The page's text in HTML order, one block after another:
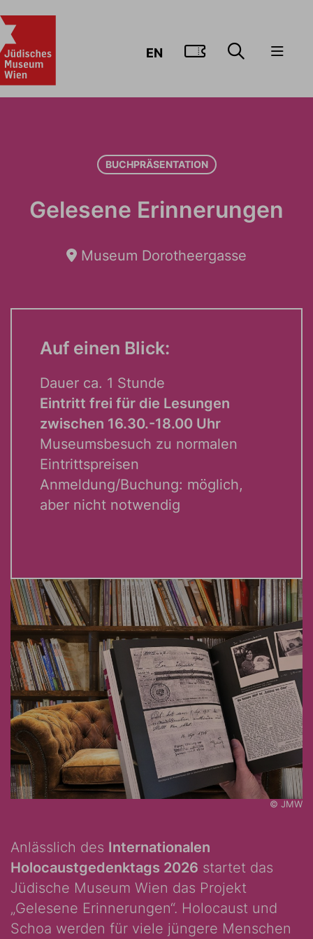
EN ZUM
BUCHPRÄSENTATION
Gelesene Erinnerungen
Museum Dorotheergasse
Auf einen Blick:
Dauer ca. 1 Stunde
Eintritt frei für die Lesungen
zwischen 16.30.-18.00 Uhr
Museumsbesuch zu normalen
Eintrittspreisen
Anmeldung/Buchung: möglich,
aber nicht notwendig
© JMW
Anlässlich des Internationalen
Holocaustgedenktags 2026 startet das
Jüdische Museum Wien das Projekt
„Gelesene Erinnerungen“. Holocaust und
Schoa werden für viele jüngere Menschen